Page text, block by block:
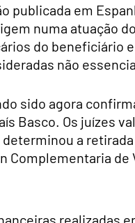
publicada em
numa atuação
do beneficiário
não
sido agora
Basco. Os juízes
a
Complementaria de
realizadas